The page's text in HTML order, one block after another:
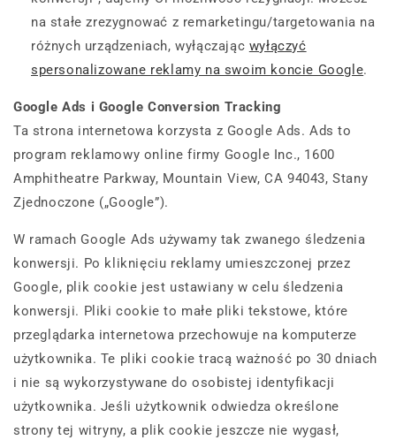
na stałe zrezygnować z remarketingu/targetowania na
różnych urządzeniach, wyłączając wyłączyć
spersonalizowane reklamy na swoim koncie Google.
Google Ads i Google Conversion Tracking
Ta strona internetowa korzysta z Google Ads. Ads to
program reklamowy online firmy Google Inc., 1600
Amphitheatre Parkway, Mountain View, CA 94043, Stany
Zjednoczone („Google”).
W ramach Google Ads używamy tak zwanego śledzenia
konwersji. Po kliknięciu reklamy umieszczonej przez
Google, plik cookie jest ustawiany w celu śledzenia
konwersji. Pliki cookie to małe pliki tekstowe, które
przeglądarka internetowa przechowuje na komputerze
użytkownika. Te pliki cookie tracą ważność po 30 dniach
i nie są wykorzystywane do osobistej identyfikacji
użytkownika. Jeśli użytkownik odwiedza określone
strony tej witryny, a plik cookie jeszcze nie wygasł,